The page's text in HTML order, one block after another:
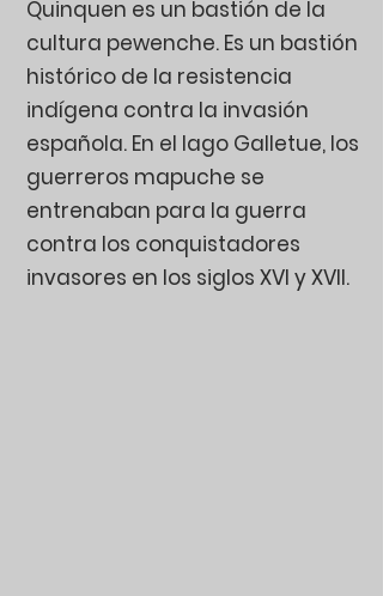
Quinquen es un bastión de la
cultura pewenche. Es un bastión
histórico de la resistencia
indígena contra la invasión
española. En el lago Galletue, los
guerreros mapuche se
entrenaban para la guerra
contra los conquistadores
invasores en los siglos XVI y XVII.